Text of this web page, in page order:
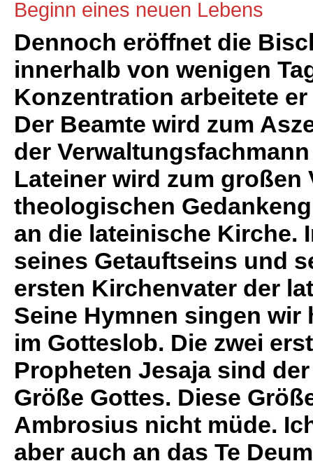
Beginn eines neuen Lebens
Dennoch eröffnet die
innerhalb von wenigen
Konzentration arbeitete
Der Beamte wird zum
der
Lateiner wird zum
theologischen
an die lateinische Kirche.
seines Getauftseins und
ersten Kirchenvater der
Seine Hymnen singen
im Gotteslob. Die zwei
Propheten Jesaja sind
Größe Gottes. Diese
Ambrosius nicht müde.
aber auch an das Te